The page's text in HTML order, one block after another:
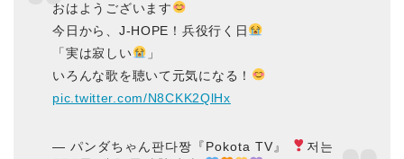
おはようございます
今日から、J-HOPE！兵役行く日
「実は寂しい
」
いろんな歌を聴いて元気になる！
pic.twitter.com/N8CKK2QlHx
— パンダちゃん판다짱『Pokota TV』
저는